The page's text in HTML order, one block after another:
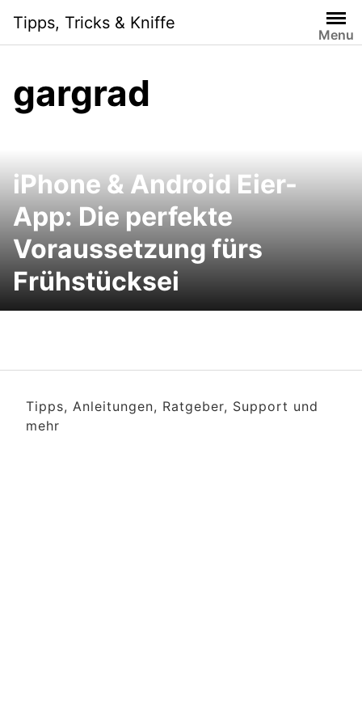
content
Tipps, Tricks & Kniffe
Menu
gargrad
iPhone & Android Eier-
App: Die perfekte
Voraussetzung fürs
Frühstücksei
Tipps, Anleitungen, Ratgeber, Support und
mehr